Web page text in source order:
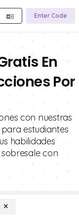
Enter Code
En
Por
con nuestras
estudiantes
habilidades
con